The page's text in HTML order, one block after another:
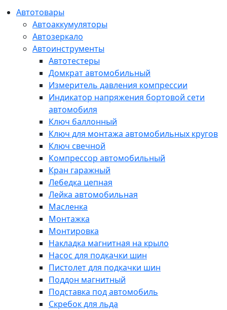
Автотовары
Автоаккумуляторы
Автозеркало
Автоинструменты
Автотестеры
Домкрат автомобильный
Измеритель давления компрессии
Индикатор напряжения бортовой сети
автомобиля
Ключ баллонный
Ключ для монтажа автомобильных кругов
Ключ свечной
Компрессор автомобильный
Кран гаражный
Лебедка цепная
Лейка автомобильная
Масленка
Монтажка
Монтировка
Накладка магнитная на крыло
Насос для подкачки шин
Пистолет для подкачки шин
Поддон магнитный
Подставка под автомобиль
Скребок для льда